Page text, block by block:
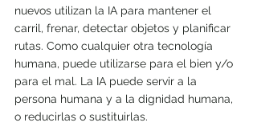
nuevos utilizan la IA para mantener el
carril, frenar, detectar objetos y planificar
rutas. Como cualquier otra tecnología
humana, puede utilizarse para el bien y/o
para el mal. La IA puede servir a la
persona humana y a la dignidad humana,
o reducirlas o sustituirlas.